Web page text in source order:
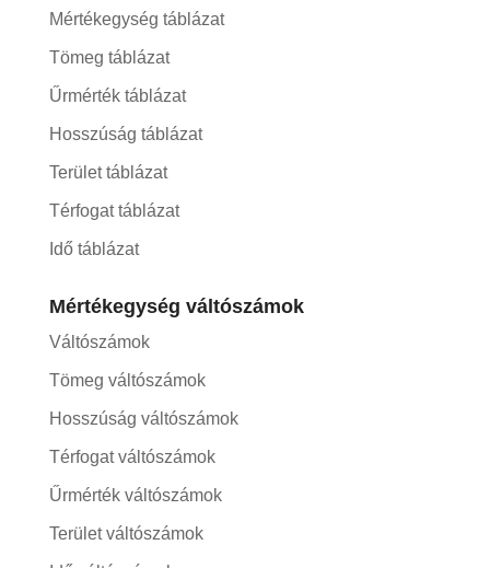
Mértékegység táblázat
Tömeg táblázat
Űrmérték táblázat
Hosszúság táblázat
Terület táblázat
Térfogat táblázat
Idő táblázat
Mértékegység váltószámok
Váltószámok
Tömeg váltószámok
Hosszúság váltószámok
Térfogat váltószámok
Űrmérték váltószámok
Terület váltószámok